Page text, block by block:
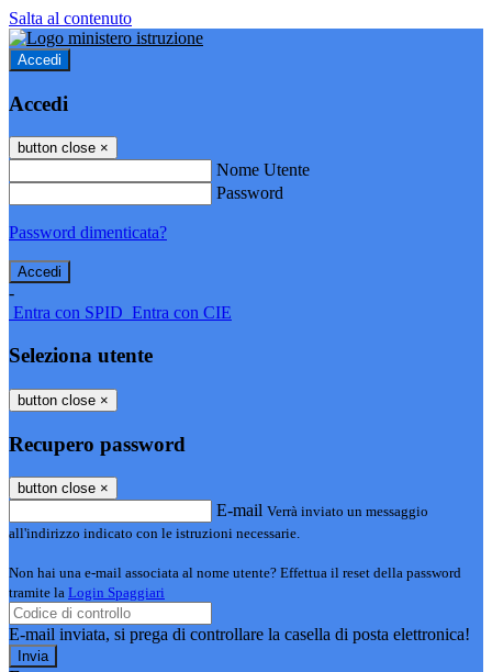
Salta al contenuto
Accedi
Accedi
button close ×
Nome Utente
Password
Password dimenticata?
-
Entra con SPID Entra con CIE
Seleziona utente
button close ×
Recupero password
button close ×
E-mail Verrà inviato un messaggio
all'indirizzo indicato con le istruzioni necessarie.
Non hai una e-mail associata al nome utente? Effettua il reset della password
tramite la Login Spaggiari
E-mail inviata, si prega di controllare la casella di posta elettronica!